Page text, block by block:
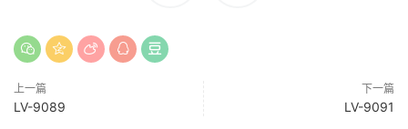
上一篇
LV-9089
下一篇
LV-9091